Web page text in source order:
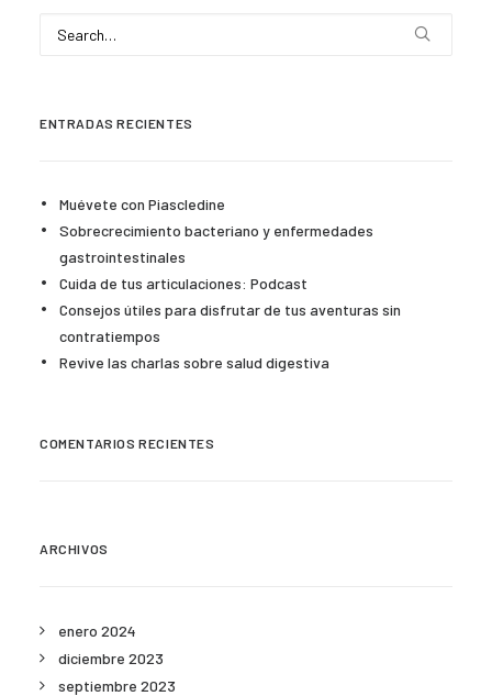
ENTRADAS RECIENTES
Muévete con Piascledine
Sobrecrecimiento bacteriano y enfermedades
gastrointestinales
Cuida de tus articulaciones: Podcast
Consejos útiles para disfrutar de tus aventuras sin
contratiempos
Revive las charlas sobre salud digestiva
COMENTARIOS RECIENTES
ARCHIVOS
enero 2024
diciembre 2023
septiembre 2023